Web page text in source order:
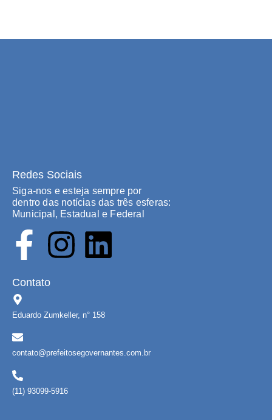
Redes Sociais
Siga-nos e esteja sempre por
dentro das notícias das três esferas:
Municipal, Estadual e Federal
Contato
Eduardo Zumkeller, n° 158
contato@prefeitosegovernantes.com.br
(11) 93099-5916